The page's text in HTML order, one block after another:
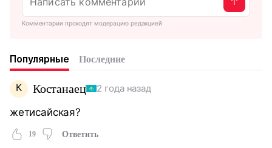
Комментарии проходят модерацию редакцией
Популярные Последние
К Костанаец 2 года назад
жетисайская?
19 Ответить